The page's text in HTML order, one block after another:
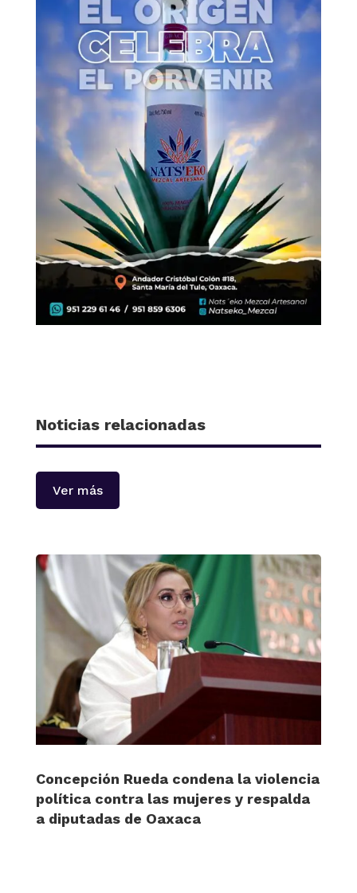
Noticias relacionadas
Ver más
Concepción Rueda condena la violencia
política contra las mujeres y respalda
a diputadas de Oaxaca